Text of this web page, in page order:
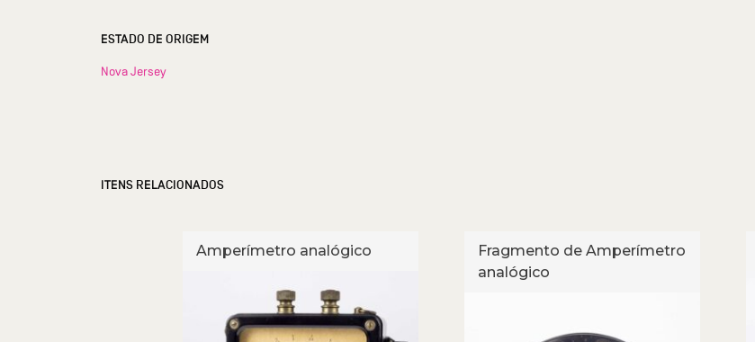
ESTADO DE ORIGEM
Nova Jersey
ITENS RELACIONADOS
Amperímetro analógico
Fragmento de Amperímetro
analógico